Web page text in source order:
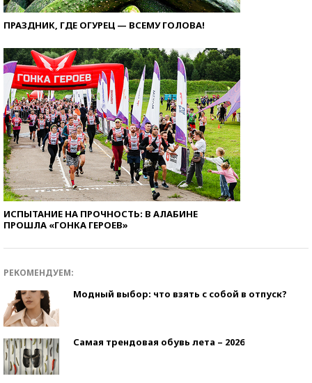
ПРАЗДНИК, ГДЕ ОГУРЕЦ — ВСЕМУ ГОЛОВА!
ИСПЫТАНИЕ НА ПРОЧНОСТЬ: В АЛАБИНЕ
ПРОШЛА «ГОНКА ГЕРОЕВ»
РЕКОМЕНДУЕМ:
Модный выбор: что взять с собой в отпуск?
Самая трендовая обувь лета – 2026